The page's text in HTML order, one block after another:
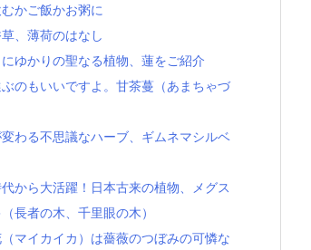
むかご飯かお粥に
、薄荷のはなし
ゆかりの聖なる植物、蓮をご紹介
のもいいですよ。甘茶蔓（あまちゃづ
わる不思議なハーブ、ギムネマシルベ
から大活躍！日本古来の植物、メグス
長者の木、千里眼の木）
マイカイカ）は薔薇のつぼみの可憐な